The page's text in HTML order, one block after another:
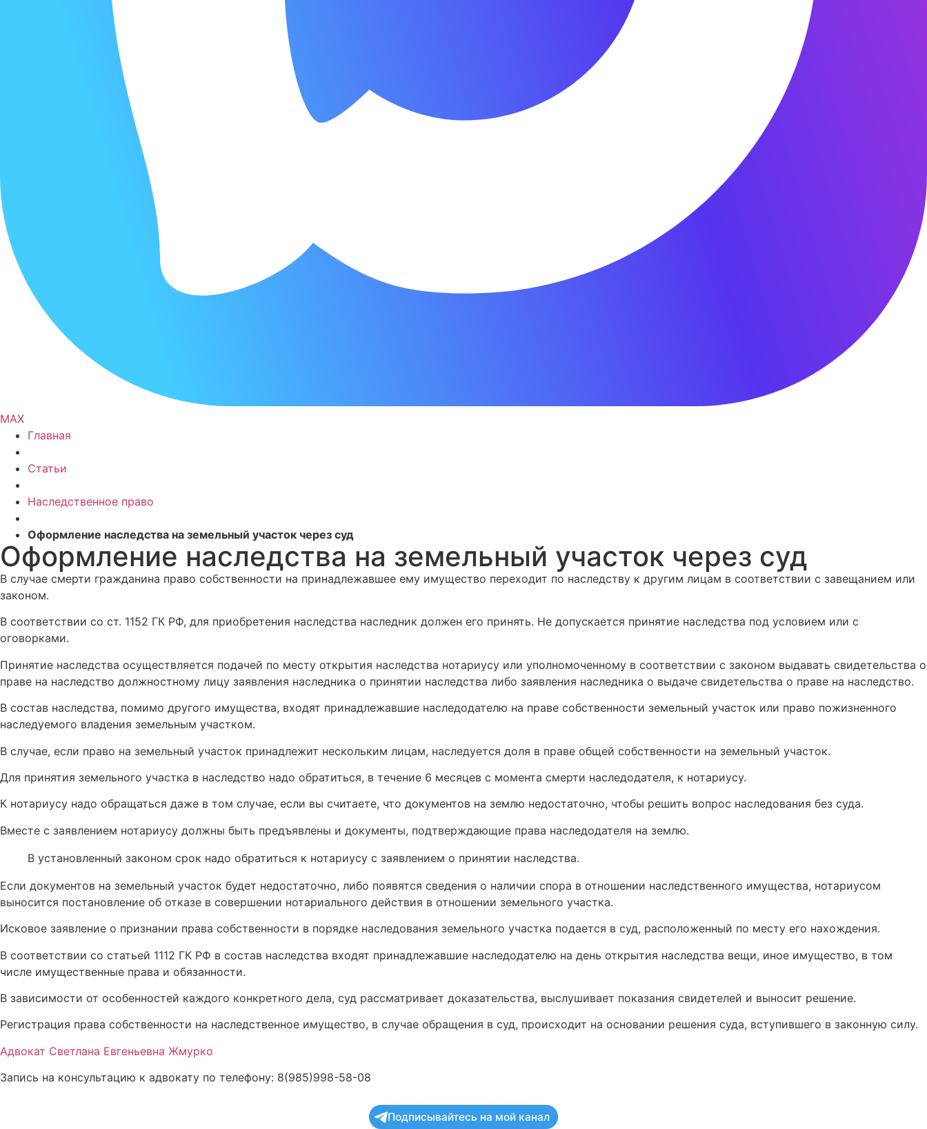
MAX
Главная
Статьи
Наследственное право
Оформление наследства на земельный участок через суд
Оформление наследства на земельный участок через суд
В случае смерти гражданина право собственности на принадлежавшее ему имущество переходит по наследству к другим лицам в соответствии с завещанием или
законом.
В соответствии со ст. 1152 ГК РФ, для приобретения наследства наследник должен его принять. Не допускается принятие наследства под условием или с
оговорками.
Принятие наследства осуществляется подачей по месту открытия наследства нотариусу или уполномоченному в соответствии с законом выдавать свидетельства о
праве на наследство должностному лицу заявления наследника о принятии наследства либо заявления наследника о выдаче свидетельства о праве на наследство.
В состав наследства, помимо другого имущества, входят принадлежавшие наследодателю на праве собственности земельный участок или право пожизненного
наследуемого владения земельным участком.
В случае, если право на земельный участок принадлежит нескольким лицам, наследуется доля в праве общей собственности на земельный участок.
Для принятия земельного участка в наследство надо обратиться, в течение 6 месяцев с момента смерти наследодателя, к нотариусу.
К нотариусу надо обращаться даже в том случае, если вы считаете, что документов на землю недостаточно, чтобы решить вопрос наследования без суда.
Вместе с заявлением нотариусу должны быть предъявлены и документы, подтверждающие права наследодателя на землю.
В установленный законом срок надо обратиться к нотариусу с заявлением о принятии наследства.
Если документов на земельный участок будет недостаточно, либо появятся сведения о наличии спора в отношении наследственного имущества, нотариусом
выносится постановление об отказе в совершении нотариального действия в отношении земельного участка.
Исковое заявление о признании права собственности в порядке наследования земельного участка подается в суд, расположенный по месту его нахождения.
В соответствии со статьей 1112 ГК РФ в состав наследства входят принадлежавшие наследодателю на день открытия наследства вещи, иное имущество, в том
числе имущественные права и обязанности.
В зависимости от особенностей каждого конкретного дела, суд рассматривает доказательства, выслушивает показания свидетелей и выносит решение.
Регистрация права собственности на наследственное имущество, в случае обращения в суд, происходит на основании решения суда, вступившего в законную силу.
Адвокат Светлана Евгеньевна Жмурко
Запись на консультацию к адвокату по телефону: 8(985)998-58-08
Подписывайтесь на мой канал